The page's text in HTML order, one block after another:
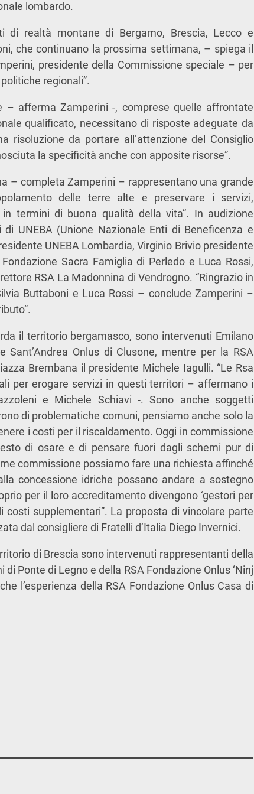
lombardo.
di realtà montane di Bergamo, Brescia, Lecco e
che continuano la prossima settimana, – spiega il
presidente della Commissione speciale – per
regionali”.
– afferma Zamperini -, comprese quelle affrontate
qualificato, necessitano di risposte adeguate da
risoluzione da portare all’attenzione del Consiglio
la specificità anche con apposite risorse”.
– completa Zamperini – rappresentano una grande
delle terre alte e preservare i servizi,
in termini di buona qualità della vita”. In audizione
UNEBA (Unione Nazionale Enti di Beneficenza e
UNEBA Lombardia, Virginio Brivio presidente
Sacra Famiglia di Perledo e Luca Rossi,
RSA La Madonnina di Vendrogno. “Ringrazio in
Buttaboni e Luca Rossi – conclude Zamperini –
il territorio bergamasco, sono intervenuti Emilano
Sant’Andrea Onlus di Clusone, mentre per la RSA
Brembana il presidente Michele Iagulli. “Le Rsa
per erogare servizi in questi territori – affermano i
e Michele Schiavi -. Sono anche soggetti
di problematiche comuni, pensiamo anche solo la
i costi per il riscaldamento. Oggi in commissione
di osare e di pensare fuori dagli schemi pur di
commissione possiamo fare una richiesta affinché
concessione idriche possano andare a sostegno
per il loro accreditamento divengono ‘gestori per
costi supplementari”. La proposta di vincolare parte
dal consigliere di Fratelli d’Italia Diego Invernici.
di Brescia sono intervenuti rappresentanti della
di Ponte di Legno e della RSA Fondazione Onlus ‘Ninj
l’esperienza della RSA Fondazione Onlus Casa di